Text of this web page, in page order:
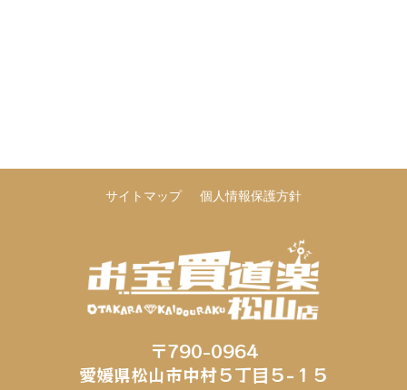
サイトマップ 個人情報保護方針
〒790-0964
愛媛県松山市中村５丁目５−１５